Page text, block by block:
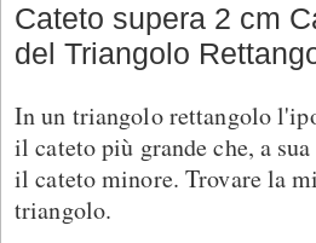
Cateto supera 2 cm
del Triangolo
In un triangolo rettangolo
il cateto più grande che, a
il cateto minore. Trovare la
triangolo.